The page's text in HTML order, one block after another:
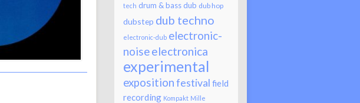
tech drum & bass dub dub hop
dubstep dub techno
electronic-dub electronic-
noiseelectronica
experimental
expositionfestival field
recording Kompakt Mille